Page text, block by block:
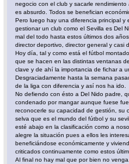
negocio con el club y sacarle
es absurdo. Todos se benefician
Pero luego hay una diferencia principal
gestionar un club como el Sevilla es Del
mal del todo hasta estos últimos dos
director deportivo, director general y casi
Hoy día, tal y como está el fútbol
que se hacen en las distintas ventanas
clave y de ahí la importancia de fichar a
Desgraciadamente hasta la semana
de la liga con diferencia y así nos ha ido.
No defiendo con ésto a Del Nido padre,
condenado por mangar aunque fuese
reconocerle su capacidad de gestión, su
selva que es el mundo del fútbol y su
esté abajo en la clasificación como a
alegre la situación pues a ellos les
beneficiándose económicamente y
criticados continuamente como estos
Al final no hay mal que por bien no